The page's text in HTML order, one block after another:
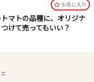
お気に⼊り
マトの品種に、オリジナ
けて売ってもいい？